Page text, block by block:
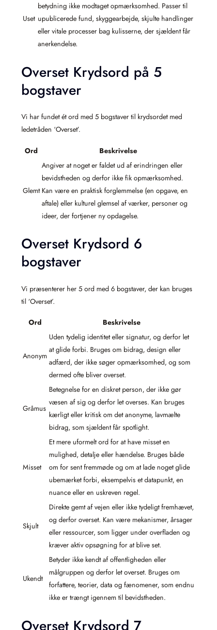
Uset
betydning ikke modtaget opmærksomhed. Passer til
upublicerede fund, skyggearbejde, skjulte handlinger
eller vitale processer bag kulisserne, der sjældent får
anerkendelse.
Overset Krydsord på 5
bogstaver
Vi har fundet ét ord med 5 bogstaver til krydsordet med
ledetråden ‘Overset’.
Ord Beskrivelse
Glemt
Angiver at noget er faldet ud af erindringen eller
bevidstheden og derfor ikke fik opmærksomhed.
Kan være en praktisk forglemmelse (en opgave, en
aftale) eller kulturel glemsel af værker, personer og
ideer, der fortjener ny opdagelse.
Overset Krydsord 6
bogstaver
Vi præsenterer her 5 ord med 6 bogstaver, der kan bruges
til ‘Overset’.
Ord Beskrivelse
Anonym
Uden tydelig identitet eller signatur, og derfor let
at glide forbi. Bruges om bidrag, design eller
adfærd, der ikke søger opmærksomhed, og som
dermed ofte bliver overset.
Gråmus
Betegnelse for en diskret person, der ikke gør
væsen af sig og derfor let overses. Kan bruges
kærligt eller kritisk om det anonyme, lavmælte
bidrag, som sjældent får spotlight.
Misset
Et mere uformelt ord for at have misset en
mulighed, detalje eller hændelse. Bruges både
om for sent fremmøde og om at lade noget glide
ubemærket forbi, eksempelvis et datapunkt, en
nuance eller en uskreven regel.
Skjult
Direkte gemt af vejen eller ikke tydeligt fremhævet,
og derfor overset. Kan være mekanismer, årsager
eller ressourcer, som ligger under overfladen og
kræver aktiv opsøgning for at blive set.
Ukendt
Betyder ikke kendt af offentligheden eller
målgruppen og derfor let overset. Bruges om
forfattere, teorier, data og fænomener, som endnu
ikke er trængt igennem til bevidstheden.
Overset Krydsord 7